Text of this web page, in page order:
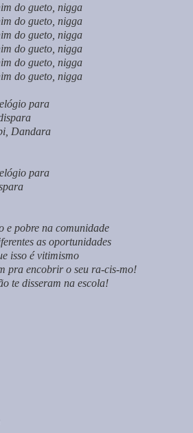
do gueto, nigga
do gueto, nigga
do gueto, nigga
do gueto, nigga
do gueto, nigga
do gueto, nigga
para
Dandara
para
e pobre na comunidade
as oportunidades
isso é vitimismo
pra encobrir o seu ra-cis-mo!
te disseram na escola!